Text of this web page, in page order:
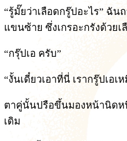
“รู้มั๊ยว่าเลือดกรู๊ปอะไร” ฉั
แขนซ้าย ซึ่งเกรอะกรังด้วยเ
“กรุ๊ปเอ ครับ”
“งั้นเดี๋ยวเอาที่นี่ เรากรู๊ปเอเ
ตาคู่นั้นปรือขึ้นมองหน้านิดห
เดิม